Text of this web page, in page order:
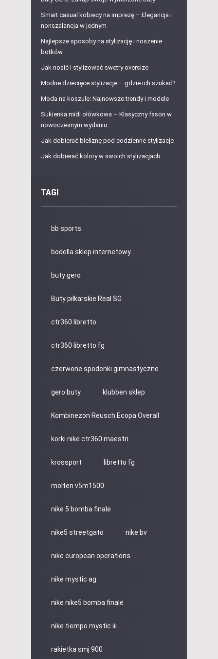
Smart casual kobiecy na imprezę – Elegancja i
nonszalancja w jednym
Najlepsze sposoby na stylizację i noszenie
botków
Jak nosić i stylizować swetry oversize
Modne dziecięce stylizacje – gdzie ich szukać?
Moda na koszule: Najnowsze trendy i modele
Sukienka midi ołówkowa – Klasyczny fason w
nowoczesnym wydaniu
Jak dobierać bieliznę pod codzienne stylizacje
Jak dobierać kolory w swoich stylizacjach
TAGI
bb sports
bodella sklep internetowy
buty gero
Buty piłkarskie Real SG
ctr360 libretto
ctr360 libretto fg
czerwone spodenki gimnastyczne
gero buty klubben sklep
Kombinezon Reusch Ecopa Overall
korki nike ctr360 maestri
krossport libretto fg
molten v5m1500
nike 5 bomba finale
nike5 streetgato nike bv
nike european operations
nike mystic ag
nike nike5 bomba finale
nike tiempo mystic iii
rakietka smj 900